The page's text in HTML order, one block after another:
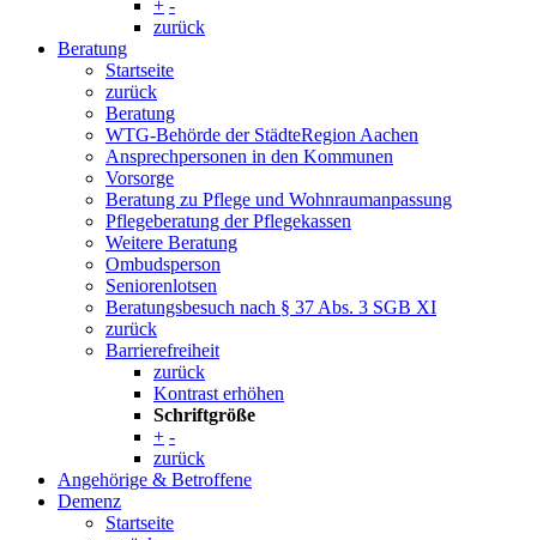
+ -
zurück
Beratung
Startseite
zurück
Beratung
WTG-Behörde der StädteRegion Aachen
Ansprechpersonen in den Kommunen
Vorsorge
Beratung zu Pflege und Wohnraumanpassung
Pflegeberatung der Pflegekassen
Weitere Beratung
Ombudsperson
Seniorenlotsen
Beratungsbesuch nach § 37 Abs. 3 SGB XI
zurück
Barrierefreiheit
zurück
Kontrast erhöhen
Schriftgröße
+ -
zurück
Angehörige & Betroffene
Demenz
Startseite